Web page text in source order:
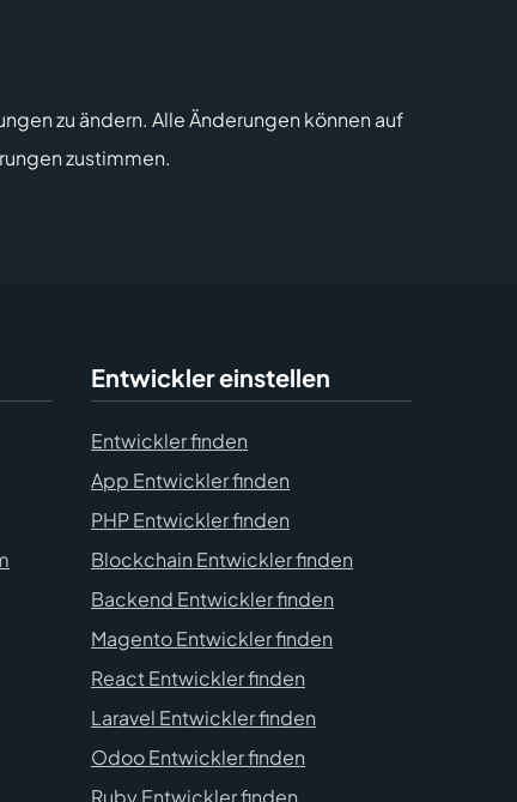
zu ändern. Alle Änderungen können auf
zustimmen.
Entwickler einstellen
Entwickler finden
App Entwickler finden
PHP Entwickler finden
Blockchain Entwickler finden
Backend Entwickler finden
Magento Entwickler finden
React Entwickler finden
Laravel Entwickler finden
Odoo Entwickler finden
Ruby Entwickler finden